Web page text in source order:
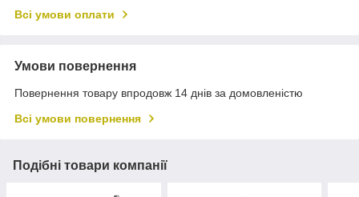
Всі умови оплати
Умови повернення
Повернення товару впродовж 14 днів за домовленістю
Всі умови повернення
Подібні товари компанії